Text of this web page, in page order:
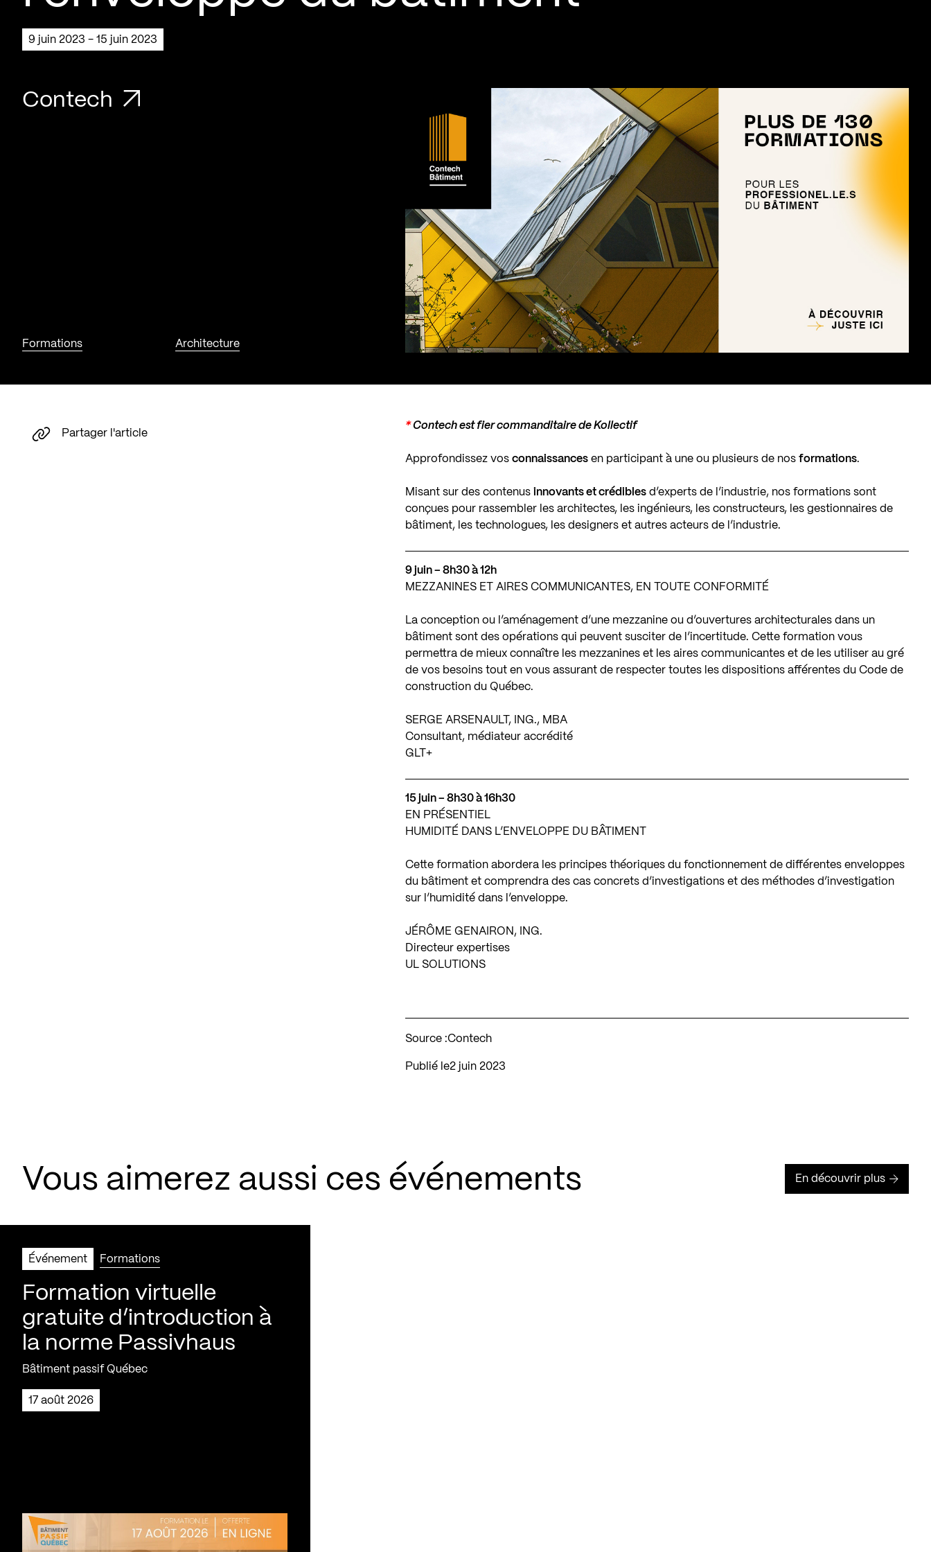
9 juin 2023 - 15 juin 2023
Contech
Formations Architecture
* Contech est fier commanditaire de Kollectif
Approfondissez vosconnaissances en participant à une ou plusieurs de nosformations.
Misant sur des contenusinnovants et crédibles d’experts de l’industrie, nos formations sont
conçues pour rassembler les architectes, les ingénieurs, les constructeurs, les gestionnaires de
bâtiment, les technologues, les designers et autres acteurs de l’industrie.
9 juin – 8h30 à 12h
MEZZANINES ET AIRES COMMUNICANTES, EN TOUTE CONFORMITÉ
La conception ou l’aménagement d’une mezzanine ou d’ouvertures architecturales dans un
bâtiment sont des opérations qui peuvent susciter de l’incertitude. Cette formation vous
permettra de mieux connaître les mezzanines et les aires communicantes et de les utiliser au gré
de vos besoins tout en vous assurant de respecter toutes les dispositions afférentes du Code de
construction du Québec.
SERGE ARSENAULT, ING., MBA
Consultant, médiateur accrédité
GLT+
15 juin – 8h30 à 16h30
EN PRÉSENTIEL
HUMIDITÉ DANS L’ENVELOPPE DU BÂTIMENT
Cette formation abordera les principes théoriques du fonctionnement de différentes enveloppes
du bâtiment et comprendra des cas concrets d’investigations et des méthodes d’investigation
sur l’humidité dans l’enveloppe.
JÉRÔME GENAIRON, ING.
Directeur expertises
UL SOLUTIONS
Source :Contech
Publié le 2 juin 2023
Partager l'article
Vous aimerez aussi ces événements En découvrir plus
Événement Formations
Formation virtuelle
gratuite d’introduction à
la norme Passivhaus
Bâtiment passif Québec
17 août 2026